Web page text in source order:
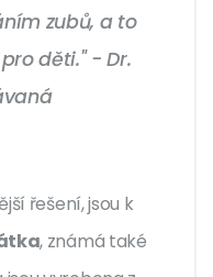
zubů, a to
děti." - Dr.
řešení, jsou k
, známá také